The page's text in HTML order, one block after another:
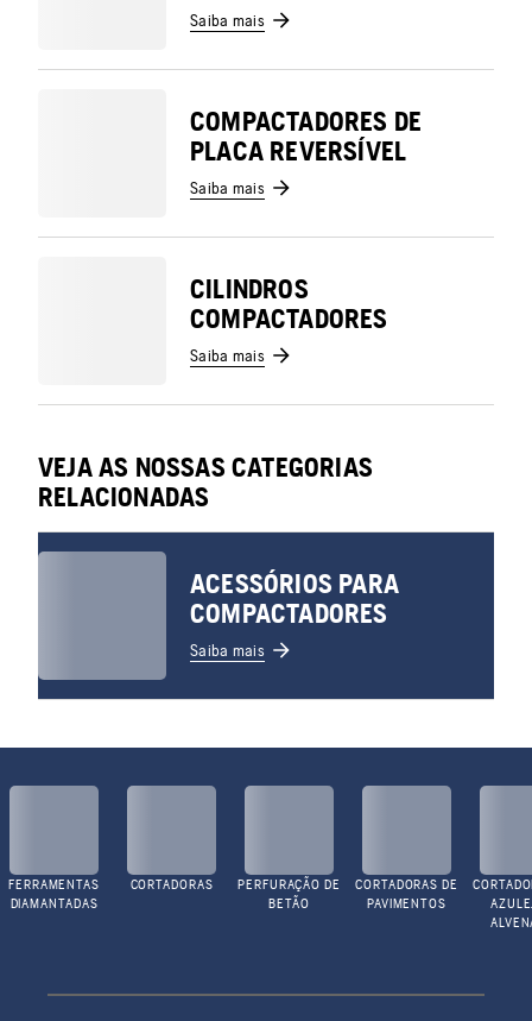
Saiba mais
COMPACTADORES DE
PLACA REVERSÍVEL
Saiba mais
CILINDROS
COMPACTADORES
Saiba mais
VEJA AS NOSSAS CATEGORIAS
RELACIONADAS
ACESSÓRIOS PARA
COMPACTADORES
Saiba mais
FERRAMENTAS
DIAMANTADAS
CORTADORAS
PERFURAÇÃO DE
BETÃO
CORTADORAS DE
PAVIMENTOS